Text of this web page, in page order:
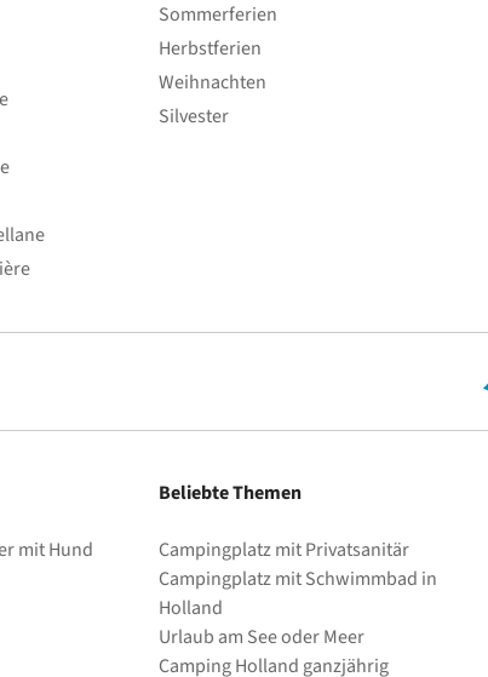
Sommerferien
Herbstferien
Weihnachten
Silvester
mit Hund
Beliebte Themen
Campingplatz mit Privatsanitär
Campingplatz mit Schwimmbad in
Holland
Urlaub am See oder Meer
Camping Holland ganzjährig